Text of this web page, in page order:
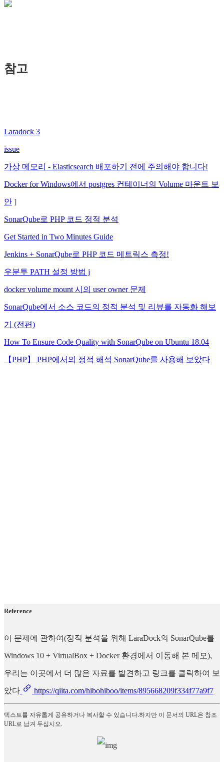
참고
Laradock 3
issue
가상 메모리 - Elasticsearch 배포하기 전에 주의해야 합니다!
Docker for Windows에서 postgres 컨테이너의 Volume 마운트 보
안 ]
SonarQube로 PHP 코드 정적 분석
Get Started in Two Minutes Guide
Jenkins + SonarQube로 PHP 코드 메트릭스 측정!
우분투 PATH 설정 방법 j
docker volume mount 시의 user owner 문제
SonarQube에서 소스 코드의 정적 분석 및 리뷰를 자동화 해보
기 (전편)
How To Ensure Code Quality with SonarQube on Ubuntu 18.04
【PHP】 PHP에서의 정적 해석 SonarQube를 사용해 보았다
Reference
이 문제에 관하여(정적 분석을 위해 LaraDock의 SonarQube를
Windows 10 + VirtualBox + Docker 환경에서 이동해 본 메모),
우리는 이곳에서 더 많은 자료를 발견하고 링크를 클릭하여 보
았다 https://qiita.com/hibohiboo/items/895668209f334f77a9f7
텍스트를 자유롭게 공유하거나 복사할 수 있습니다.하지만 이 문서의 URL은 참조
URL로 남겨 두십시오.